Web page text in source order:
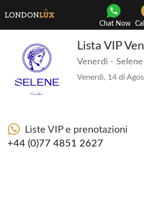
Chat Now
Lista VIP
Venerdì - Selene
Venerdì, 14 di
Liste VIP e prenotazioni
+44 (0)77 4851 2627